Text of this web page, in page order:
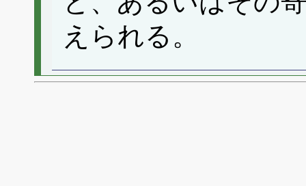
えられる。